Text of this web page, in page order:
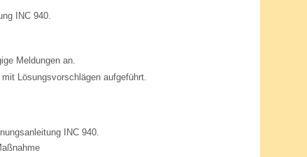
INC 940.
Meldungen an.
Lösungsvorschlägen aufgeführt.
INC 940.